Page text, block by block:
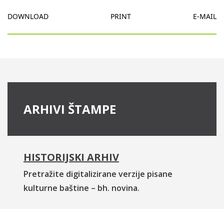
DOWNLOAD PRINT E-MAIL
ARHIVI ŠTAMPE
HISTORIJSKI ARHIV
Pretražite digitalizirane verzije pisane
kulturne baštine – bh. novina.